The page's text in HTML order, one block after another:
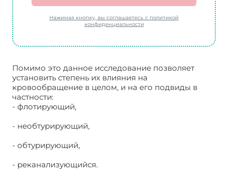
Нажимая кнопку, вы соглашаетесь с политикой
конфиденциальности
Помимо это данное исследование позволяет
установить степень их влияния на
кровообращение в целом, и на его подвиды в
частности:
- флотирующий,
- необтурирующий,
- обтурирующий,
- реканализующийся.